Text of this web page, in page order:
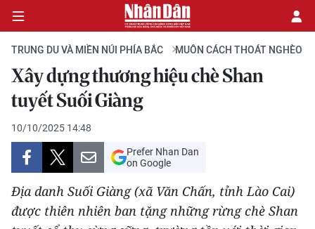
CHÍNH TRỊ
KINH TẾ
VĂN HÓA
XÃ HỘI
TRUNG DU VÀ MIỀN NÚI PHÍA BẮC MUÔN CÁCH THOÁT NGHÈO
Xây dựng thương hiệu chè Shan
tuyết Suối Giàng
10/10/2025 14:48
Prefer Nhan Dan
on Google
Địa danh Suối Giàng (xã Văn Chấn, tỉnh Lào Cai)
được thiên nhiên ban tặng những rừng chè Shan